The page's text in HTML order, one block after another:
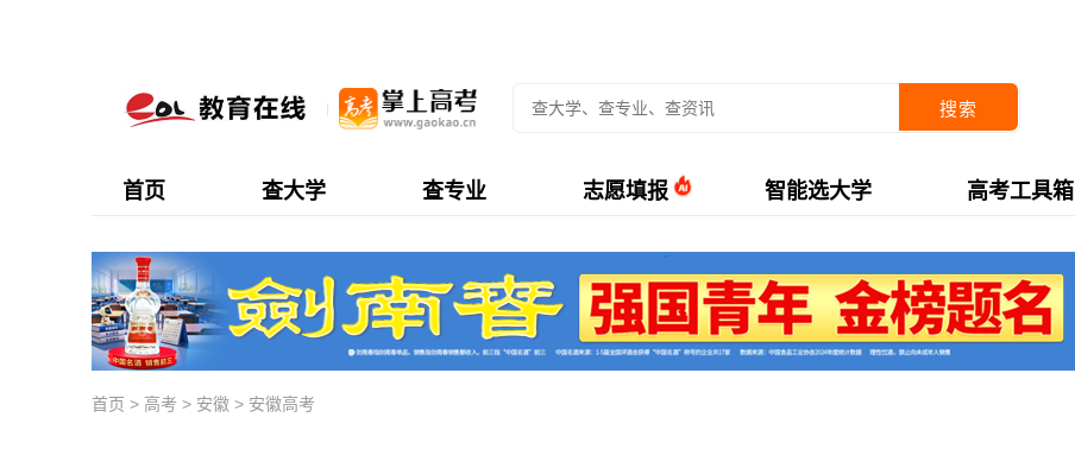
搜索
首页 查大学 查专业 志愿填报 智能选大学 高考工具箱
首页 > 高考 > 安徽 > 安徽高考